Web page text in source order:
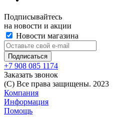
Подписывайтесь
на новости и акции
Новости магазина
+7 908 085 1174
Заказать звонок
(C) Все права защищены. 2023
Компания
Информация
Помощь